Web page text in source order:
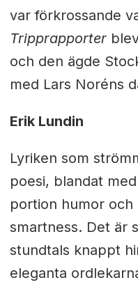
var förkrossande
Tripprapporter
och den ägde
med Lars Noréns
Erik Lundin
Lyriken som
poesi, blandat
portion humor och
smartness. Det är
stundtals knappt
eleganta